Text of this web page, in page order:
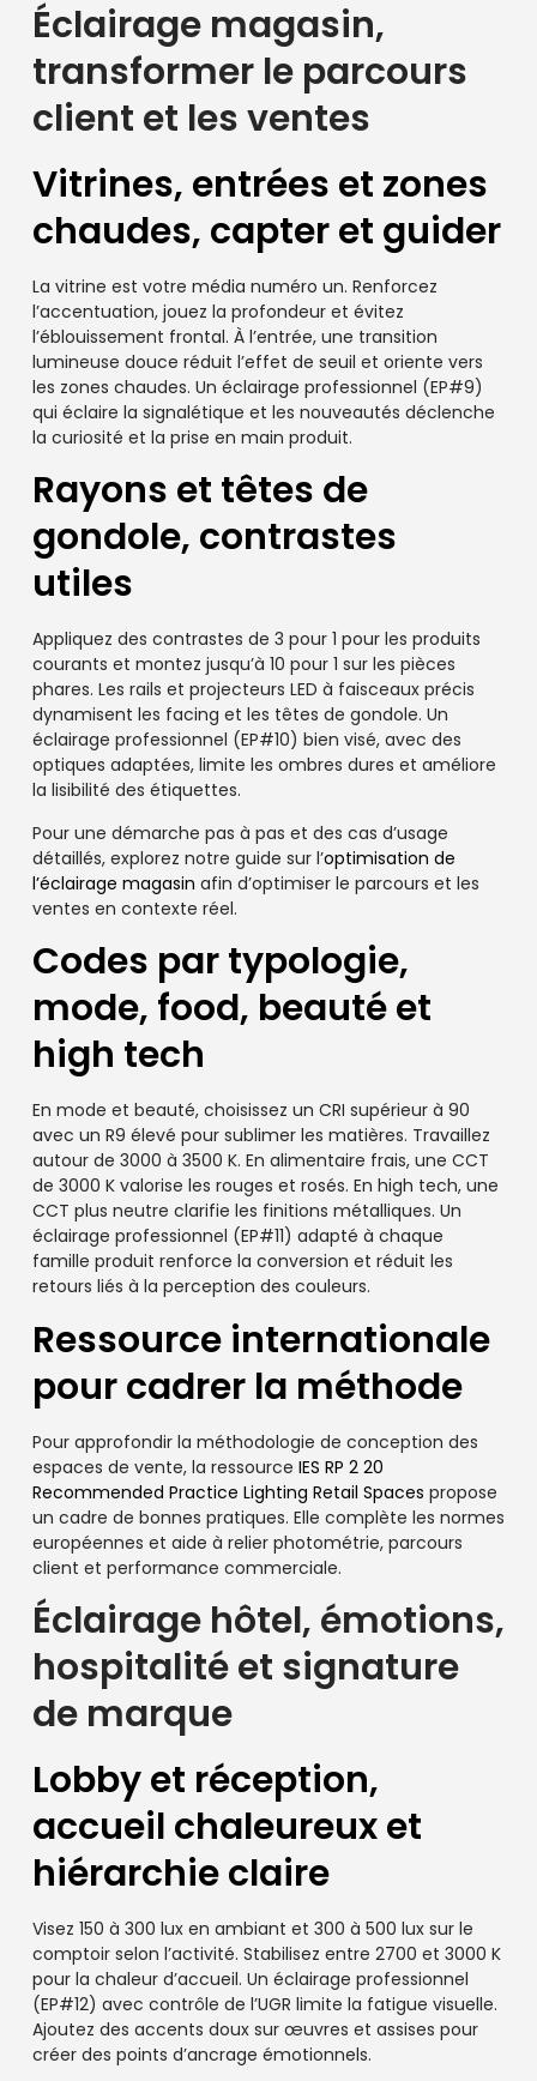
Éclairage magasin,
transformer le parcours
client et les ventes
Vitrines, entrées et zones
chaudes, capter et guider
La vitrine est votre média numéro un. Renforcez
l’accentuation, jouez la profondeur et évitez
l’éblouissement frontal. À l’entrée, une transition
lumineuse douce réduit l’effet de seuil et oriente vers
les zones chaudes. Un éclairage professionnel (EP#9)
qui éclaire la signalétique et les nouveautés déclenche
la curiosité et la prise en main produit.
Rayons et têtes de
gondole, contrastes
utiles
Appliquez des contrastes de 3 pour 1 pour les produits
courants et montez jusqu’à 10 pour 1 sur les pièces
phares. Les rails et projecteurs LED à faisceaux précis
dynamisent les facing et les têtes de gondole. Un
éclairage professionnel (EP#10) bien visé, avec des
optiques adaptées, limite les ombres dures et améliore
la lisibilité des étiquettes.
Pour une démarche pas à pas et des cas d’usage
détaillés, explorez notre guide sur l’optimisation de
l’éclairage magasin afin d’optimiser le parcours et les
ventes en contexte réel.
Codes par typologie,
mode, food, beauté et
high tech
En mode et beauté, choisissez un CRI supérieur à 90
avec un R9 élevé pour sublimer les matières. Travaillez
autour de 3000 à 3500 K. En alimentaire frais, une CCT
de 3000 K valorise les rouges et rosés. En high tech, une
CCT plus neutre clarifie les finitions métalliques. Un
éclairage professionnel (EP#11) adapté à chaque
famille produit renforce la conversion et réduit les
retours liés à la perception des couleurs.
Ressource internationale
pour cadrer la méthode
Pour approfondir la méthodologie de conception des
espaces de vente, la ressource IES RP 2 20
Recommended Practice Lighting Retail Spaces propose
un cadre de bonnes pratiques. Elle complète les normes
européennes et aide à relier photométrie, parcours
client et performance commerciale.
Éclairage hôtel, émotions,
hospitalité et signature
de marque
Lobby et réception,
accueil chaleureux et
hiérarchie claire
Visez 150 à 300 lux en ambiant et 300 à 500 lux sur le
comptoir selon l’activité. Stabilisez entre 2700 et 3000 K
pour la chaleur d’accueil. Un éclairage professionnel
(EP#12) avec contrôle de l’UGR limite la fatigue visuelle.
Ajoutez des accents doux sur œuvres et assises pour
créer des points d’ancrage émotionnels.